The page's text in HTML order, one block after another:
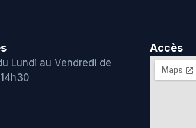
Lundi au Vendredi de
Accès